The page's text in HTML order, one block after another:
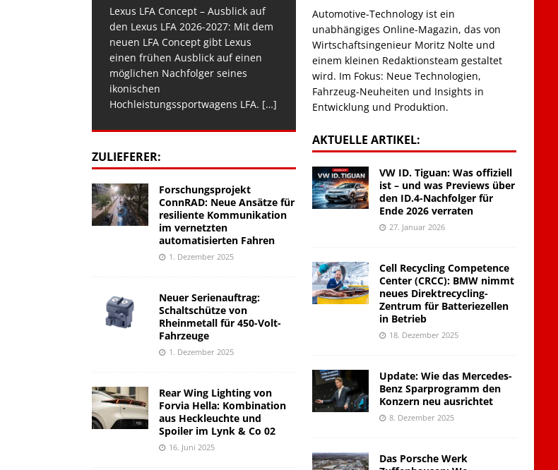
Lexus LFA Concept – Ausblick auf
den Lexus LFA 2026-2027: Mit dem
neuen LFA Concept gibt Lexus
einen frühen Ausblick auf einen
möglichen Nachfolger seines
ikonischen
Hochleistungssportwagens LFA. […]
ZULIEFERER:
Forschungsprojekt
ConnRAD: Neue Ansätze für
resiliente Kommunikation
im vernetzten
automatisierten Fahren
1. Dezember 2025
Neuer Serienauftrag:
Schaltschütze von
Rheinmetall für 450-Volt-
Fahrzeuge
1. Dezember 2025
Rear Wing Lighting von
Forvia Hella: Kombination
aus Heckleuchte und
Spoiler im Lynk & Co 02
16. Juni 2025
Automotive-Technology ist ein
unabhängiges Online-Magazin, das von
Wirtschaftsingenieur Moritz Nolte und
einem kleinen Redaktionsteam gestaltet
wird. Im Fokus: Neue Technologien,
Fahrzeug-Neuheiten und Insights in
Entwicklung und Produktion.
AKTUELLE ARTIKEL:
VW ID. Tiguan: Was offiziell
ist – und was Previews über
den ID.4-Nachfolger für
Ende 2026 verraten
27. Januar 2026
Cell Recycling Competence
Center (CRCC): BMW nimmt
neues Direktrecycling-
Zentrum für Batteriezellen
in Betrieb
18. Dezember 2025
Update: Wie das Mercedes-
Benz Sparprogramm den
Konzern neu ausrichtet
8. Dezember 2025
Das Porsche Werk